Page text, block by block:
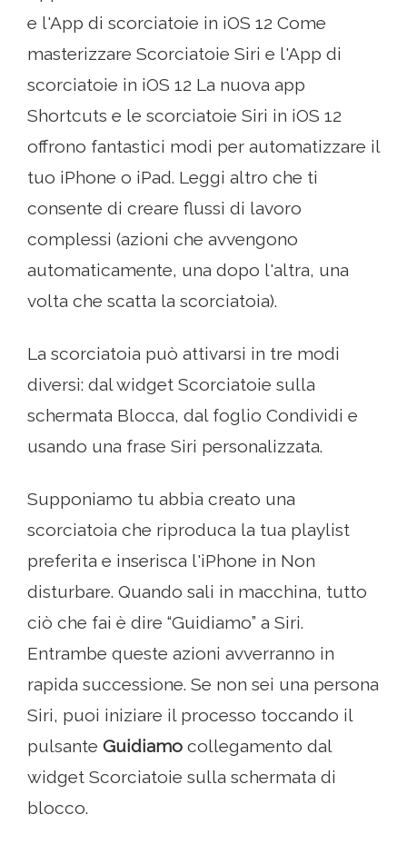
e l'App di scorciatoie in iOS 12 Come
masterizzare Scorciatoie Siri e l'App di
scorciatoie in iOS 12 La nuova app
Shortcuts e le scorciatoie Siri in iOS 12
offrono fantastici modi per automatizzare il
tuo iPhone o iPad. Leggi altro che ti
consente di creare flussi di lavoro
complessi (azioni che avvengono
automaticamente, una dopo l'altra, una
volta che scatta la scorciatoia).
La scorciatoia può attivarsi in tre modi
diversi: dal widget Scorciatoie sulla
schermata Blocca, dal foglio Condividi e
usando una frase Siri personalizzata.
Supponiamo tu abbia creato una
scorciatoia che riproduca la tua playlist
preferita e inserisca l'iPhone in Non
disturbare. Quando sali in macchina, tutto
ciò che fai è dire “Guidiamo” a Siri.
Entrambe queste azioni avverranno in
rapida successione. Se non sei una persona
Siri, puoi iniziare il processo toccando il
pulsante Guidiamo collegamento dal
widget Scorciatoie sulla schermata di
blocco.